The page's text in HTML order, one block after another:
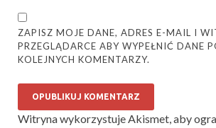
ZAPISZ MOJE DANE, ADRES E-MAIL I
PRZEGLĄDARCE ABY WYPEŁNIĆ DANE
KOLEJNYCH KOMENTARZY.
Witryna wykorzystuje Akismet, aby